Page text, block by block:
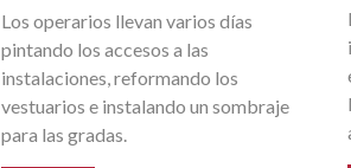
Los operarios llevan varios días
pintando los accesos a las
instalaciones, reformando los
vestuarios e instalando un sombraje
para las gradas.